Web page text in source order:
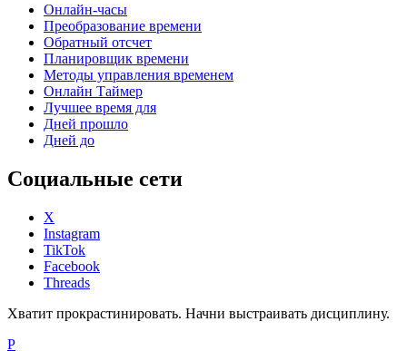
Онлайн-часы
Преобразование времени
Обратный отсчет
Планировщик времени
Методы управления временем
Онлайн Таймер
Лучшее время для
Дней прошло
Дней до
Социальные сети
X
Instagram
TikTok
Facebook
Threads
Хватит прокрастинировать. Начни выстраивать дисциплину.
P